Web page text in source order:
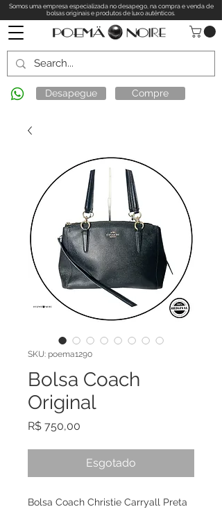
Somos uma empresa especializada no desapego, na compra e venda de
bolsas originais e produtos de luxo autênticos.
Desapegue Compre
SKU: poema1290
Bolsa Coach
Original
R$ 750,00
Esgotado
Bolsa Coach Christie Carryall Preta